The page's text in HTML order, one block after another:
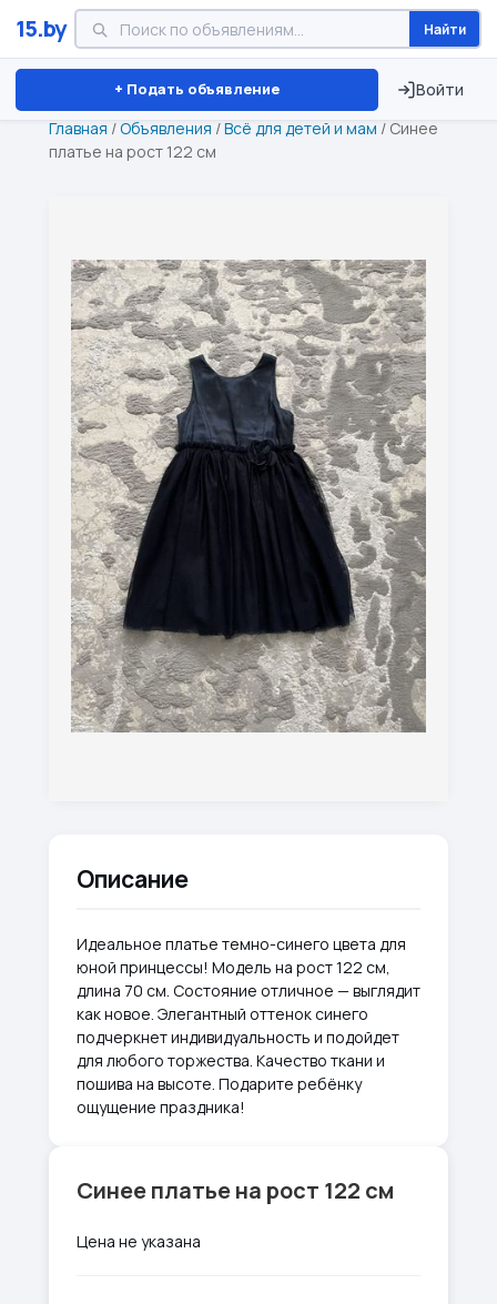
15.by Найти
+ Подать объявление Войти
Минск Витебск Брест ⏱ ТОЛЬКО 15 ДНЕЙ
Главная /Объявления /Всё для детей и мам / Синее
платье на рост 122 см
Описание
Идеальное платье темно-синего цвета для
юной принцессы! Модель на рост 122 см,
длина 70 см. Состояние отличное — выглядит
как новое. Элегантный оттенок синего
подчеркнет индивидуальность и подойдет
для любого торжества. Качество ткани и
пошива на высоте. Подарите ребёнку
ощущение праздника!
Синее платье на рост 122 см
Цена не указана